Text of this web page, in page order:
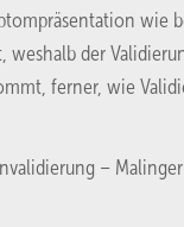
wie
der
ferner, wie
–